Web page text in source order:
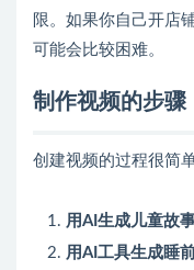
限。如果你自己开店
可能会比较困难。
制作视频的步骤
创建视频的过程很简
用AI生成儿童故
用AI工具生成睡